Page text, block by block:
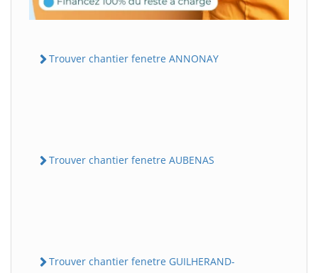
Trouver chantier fenetre ANNONAY
Trouver chantier fenetre AUBENAS
Trouver chantier fenetre GUILHERAND-